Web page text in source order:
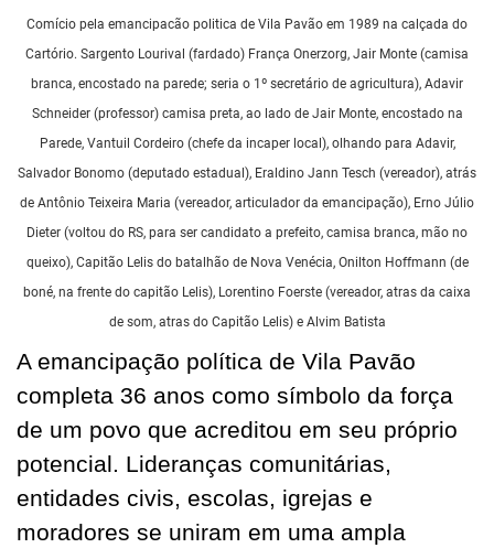
Comício pela emancipacão politica de Vila Pavão em 1989 na calçada do
Cartório. Sargento Lourival (fardado) França Onerzorg, Jair Monte (camisa
branca, encostado na parede; seria o 1º secretário de agricultura), Adavir
Schneider (professor) camisa preta, ao lado de Jair Monte, encostado na
Parede, Vantuil Cordeiro (chefe da incaper local), olhando para Adavir,
Salvador Bonomo (deputado estadual), Eraldino Jann Tesch (vereador), atrás
de Antônio Teixeira Maria (vereador, articulador da emancipação), Erno Júlio
Dieter (voltou do RS, para ser candidato a prefeito, camisa branca, mão no
queixo), Capitão Lelis do batalhão de Nova Venécia, Onilton Hoffmann (de
boné, na frente do capitão Lelis), Lorentino Foerste (vereador, atras da caixa
de som, atras do Capitão Lelis) e Alvim Batista
A emancipação política de Vila Pavão
completa 36 anos como símbolo da força
de um povo que acreditou em seu próprio
potencial. Lideranças comunitárias,
entidades civis, escolas, igrejas e
moradores se uniram em uma ampla